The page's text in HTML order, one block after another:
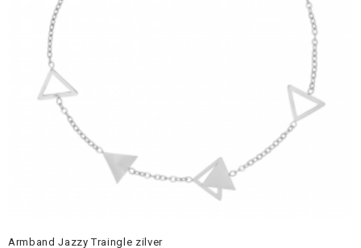
Armband Jazzy Traingle zilver